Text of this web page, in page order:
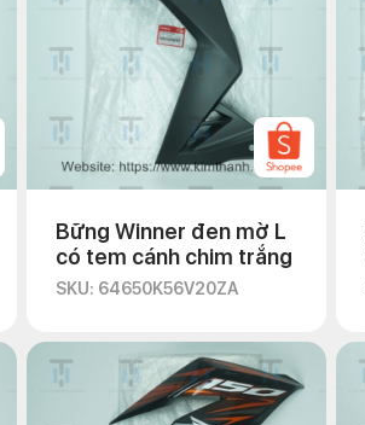
Bững Winner đen mờ L
có tem cánh chim trắng
SKU: 64650K56V20ZA